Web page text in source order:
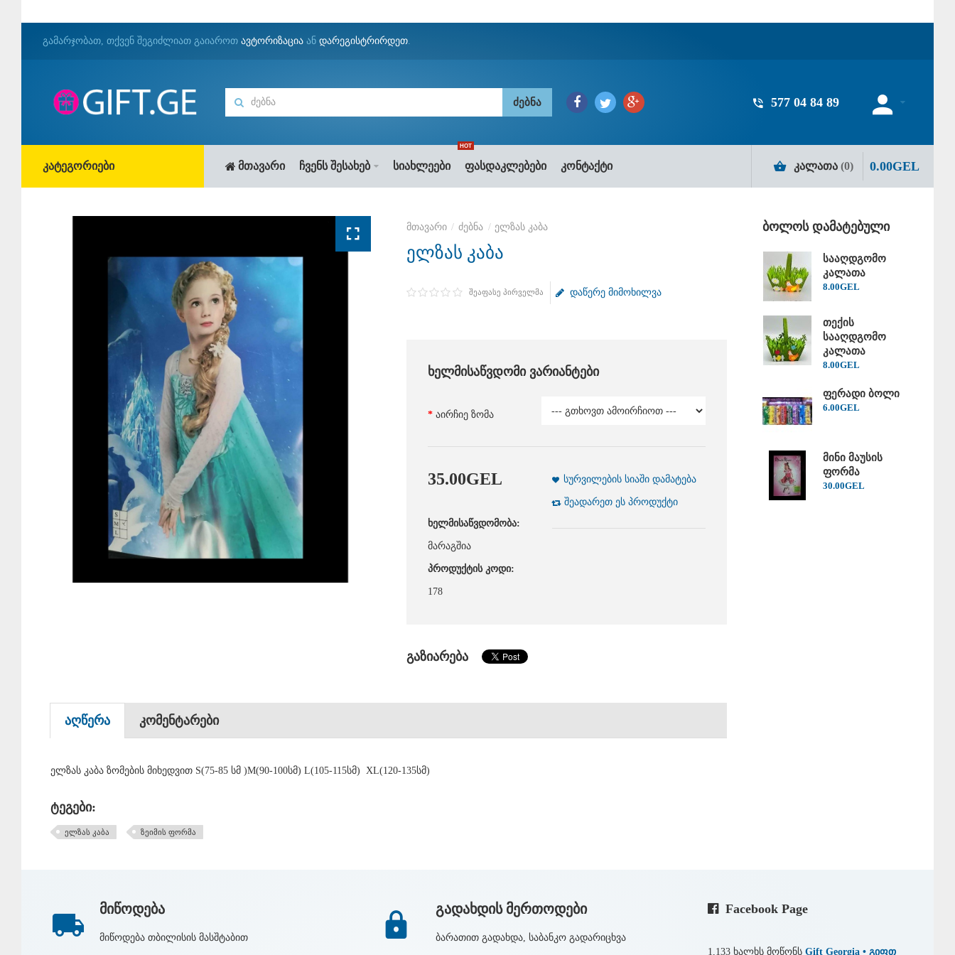
გამარჯობათ, თქვენ შეგიძლიათ გაიაროთ ავტორიზაცია ან დარეგისტრირდეთ.
577 04 84 89
კატეგორიები მთავარი ჩვენს შესახებ სიახლეები ფასდაკლებები
HOT
კონტაქტი ᲙᲐᲚᲐᲗᲐ 0 0.00GEL
ძებნა ელზას კაბა
ელზას კაბა
შეაფასე პირველმა დაწერე მიმოხილვა
ხელმისაწვდომი ვარიანტები
აირჩიე ზომა
35.00GEL
ხელმისაწვდომობა:
მარაგშია
პროდუქტის კოდი:
178
სურვილების სიაში დამატება
შეადარეთ ეს პროდუქტი
გაზიარება
აღწერა კომენტარები
ელზას კაბა ზომების მიხედვით S(75-85 სმ )M(90-100სმ) L(105-115სმ) XL(120-135სმ)
ტეგები:
ელზას კაბა ზეიმის ფორმა
ბოლოს დამატებული
სააღდგომო
კალათა
8.00GEL
თექის
სააღდგომო
კალათა
8.00GEL
ფერადი ბოლი
6.00GEL
მინი მაუსის
ფორმა
30.00GEL
მიწოდება
მიწოდება თბილისის მასშტაბით
გადახდის მერთოდები
ბარათით გადახდა, საბანკო გადარიცხვა
Facebook Page
1,133 ხალხს მოწონს Gift Georgia • გიფთ